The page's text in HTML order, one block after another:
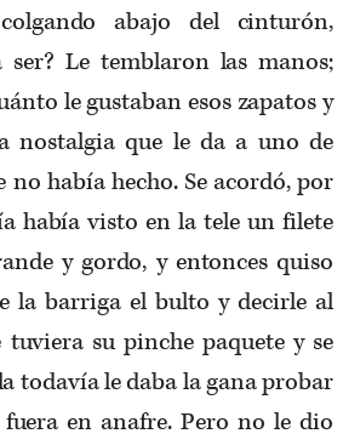
abajo del cinturón,
ser? Le temblaron las manos;
le gustaban esos zapatos y
nostalgia que le da a uno de
no había hecho. Se acordó, por
había visto en la tele un filete
y gordo, y entonces quiso
la barriga el bulto y decirle al
tuviera su pinche paquete y se
todavía le daba la gana probar
en anafre. Pero no le dio